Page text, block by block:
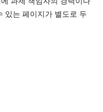
있는 페이지가 별도로 두